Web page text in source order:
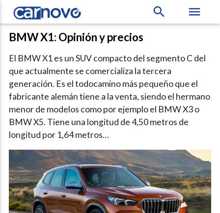
search menu
BMW X1: Opinión y precios
El BMW X1 es un SUV compacto del segmento C del
que actualmente se comercializa la tercera
generación. Es el todocamino más pequeño que el
fabricante alemán tiene a la venta, siendo el hermano
menor de modelos como por ejemplo el BMW X3 o
BMW X5. Tiene una longitud de 4,50 metros de
longitud por 1,64 metros…